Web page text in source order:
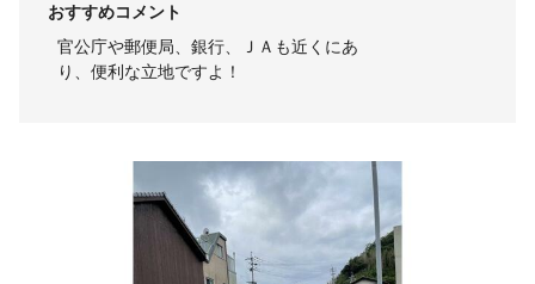
おすすめコメント
官公庁や郵便局、銀行、ＪＡも近くにあ
り、便利な立地ですよ！